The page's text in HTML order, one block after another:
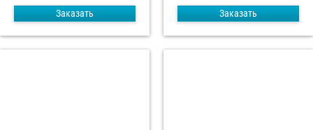
Заказать Заказать